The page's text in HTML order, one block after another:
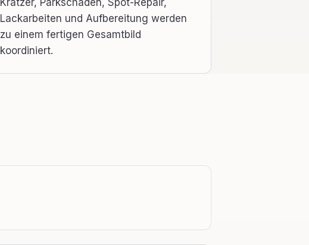
Kratzer, Parkschäden, Spot-Repair,
Lackarbeiten und Aufbereitung werden
zu einem fertigen Gesamtbild
koordiniert.